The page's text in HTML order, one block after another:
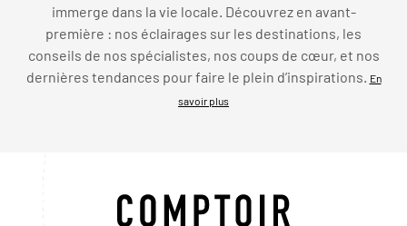
immerge dans la vie locale. Découvrez en avant-
première : nos éclairages sur les destinations, les
conseils de nos spécialistes, nos coups de cœur, et nos
dernières tendances pour faire le plein d’inspirations.
En
savoir plus